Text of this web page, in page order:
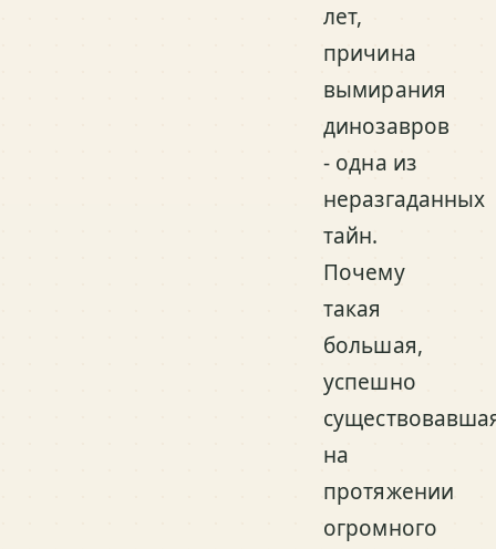
лет,
причина
вымирания
динозавров
- одна из
неразгаданных
тайн.
Почему
такая
большая,
успешно
на
протяжении
огромного